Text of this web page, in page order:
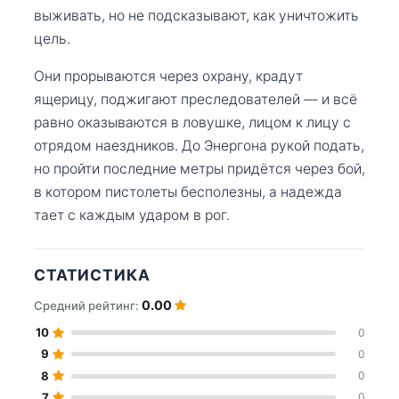
выживать, но не подсказывают, как уничтожить
цель.
Они прорываются через охрану, крадут
ящерицу, поджигают преследователей — и всё
равно оказываются в ловушке, лицом к лицу с
отрядом наездников. До Энергона рукой подать,
но пройти последние метры придётся через бой,
в котором пистолеты бесполезны, а надежда
тает с каждым ударом в рог.
СТАТИСТИКА
Средний рейтинг: 0.00
10 0
9 0
8 0